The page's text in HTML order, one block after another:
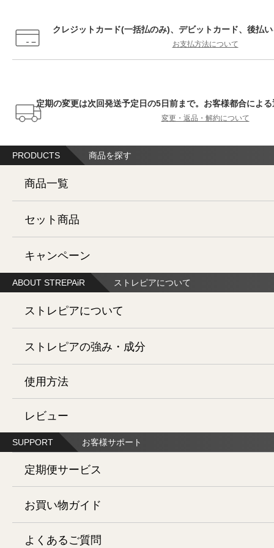
クレジットカード(一括払のみ)、デビットカード、後払
お支払方法について
定期の変更は次回発送予定日の5日前まで。お客様都合によ
変更・返品・解約について
PRODUCTS 商品を探す
商品一覧
全ての商品を見る
ヘアケア
ハンドケア
インナーケア
セット商品
続けてお得
セットコース
まとめてお得
エコロジーセット
ポイントザクザクセット
初回限定お試しセット
キャンペーン
キャンペーン 福袋・お宝会場
ABOUT STREPAiR ストレピアについて
ストレピアについて
ストレピアとは
開発ストーリー
ストレピアの強み・成分
ヒートショックプロテイン・3D美容
独自の美容成分 ミューンS®
肌に近い 久米島海洋深層水
使用方法
レビュー
SUPPORT お客様サポート
定期便サービス
お買い物ガイド
お買物手順について
よくあるご質問